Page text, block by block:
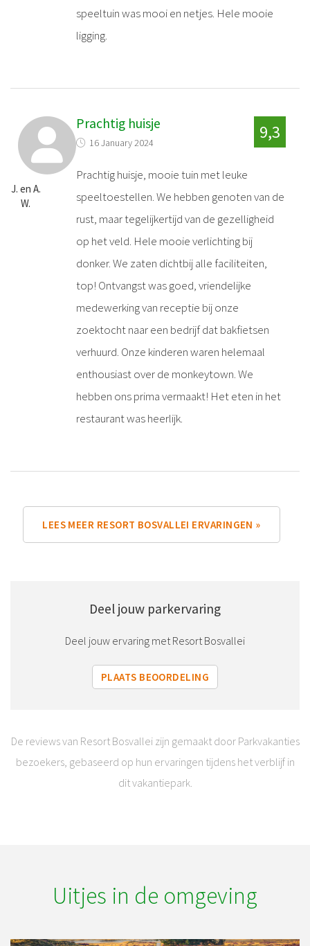
speeltuin was mooi en netjes. Hele mooie
ligging.
J. en A.
W.
Prachtig huisje
16 January 2024
9,3
Prachtig huisje, mooie tuin met leuke
speeltoestellen. We hebben genoten van de
rust, maar tegelijkertijd van de gezelligheid
op het veld. Hele mooie verlichting bij
donker. We zaten dichtbij alle faciliteiten,
top! Ontvangst was goed, vriendelijke
medewerking van receptie bij onze
zoektocht naar een bedrijf dat bakfietsen
verhuurd. Onze kinderen waren helemaal
enthousiast over de monkeytown. We
hebben ons prima vermaakt! Het eten in het
restaurant was heerlijk.
LEES MEER RESORT BOSVALLEI ERVARINGEN »
Deel jouw parkervaring
Deel jouw ervaring met Resort Bosvallei
PLAATS BEOORDELING
De reviews van Resort Bosvallei zijn gemaakt door Parkvakanties
bezoekers, gebaseerd op hun ervaringen tijdens het verblijf in
dit vakantiepark.
Uitjes in de omgeving